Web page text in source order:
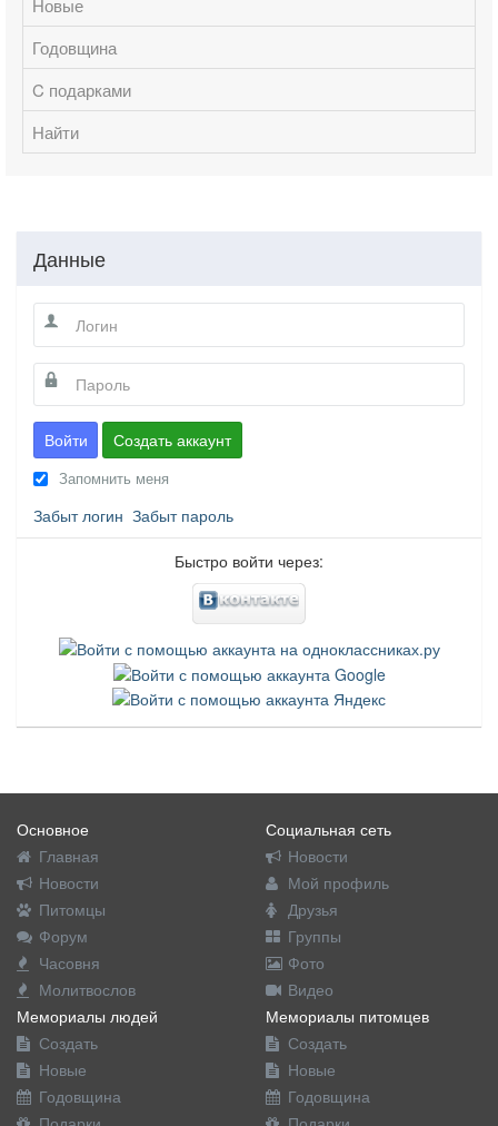
Новые
Годовщина
C подарками
Найти
Данные
Войти Создать аккаунт
Запомнить меня
Забыт логин Забыт пароль
Быстро войти через:
Основное
Главная
Новости
Питомцы
Форум
Часовня
Молитвослов
Социальная сеть
Новости
Мой профиль
Друзья
Группы
Фото
Видео
Мемориалы людей
Создать
Новые
Годовщина
Мемориалы питомцев
Создать
Новые
Годовщина